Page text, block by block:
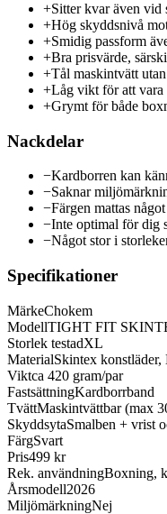
+Sitter kvar även vid
+Hög skyddsnivå
+Smidig passform
+Bra prisvärde,
+Tål maskintvätt
+Låg vikt för att vara
+Grymt för både
Nackdelar
−Kardborren kan
−Saknar
−Färgen mattas
−Inte optimal för dig
−Något stor i
Specifikationer
MärkeChokem
ModellTIGHT FIT
Storlek testadXL
MaterialSkintex
Viktca 420 gram/par
FastsättningKardborrband
TvättMaskintvättbar (max
SkyddsytaSmalben + vrist
FärgSvart
Pris499 kr
Rek. användningBoxning,
Årsmodell2026
MiljömärkningNej